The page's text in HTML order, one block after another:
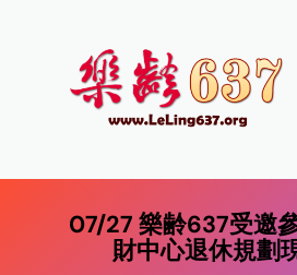
07/27 樂齢637受邀
財中心退休規劃